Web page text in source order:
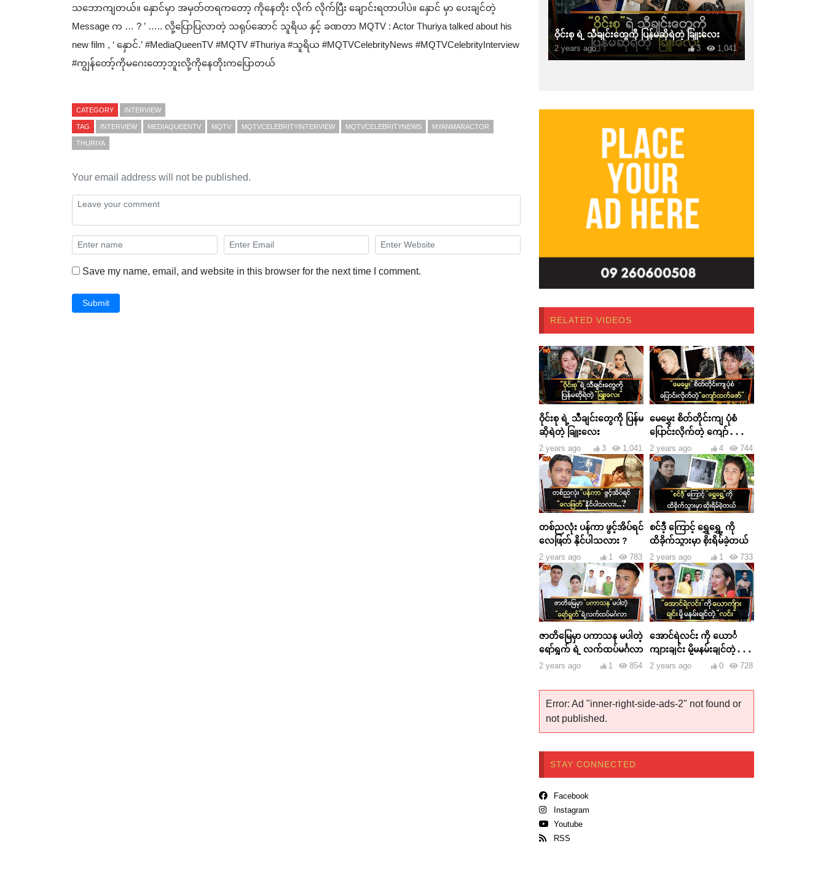
သဘောကျတယ်။ နှောင်မှာ အမှတ်တရကတော့ ကိုနေတိုး လိုက် လိုက်ပြီး ချောင်းရတာပါပဲ။ နှောင် မှာ ပေးချင်တဲ့
Message က … ? ’ ….. လို့ပြောပြလာတဲ့ သရုပ်ဆောင် သူရိယ နှင့် ခဏတာ MQTV : Actor Thuriya talked about his
new film , ‘‌ နှောင်.’ #MediaQueenTV #MQTV #Thuriya #သူရိယ #MQTVCelebrityNews #MQTVCelebrityInterview
#ကျွန်တော့်ကိုမဂေးတော့ဘူးလို့ကိုနေတိုးကပြောတယ်
CATEGORY INTERVIEW
TAG INTERVIEW MEDIAQUEENTV MQTV MQTVCELEBRITYINTERVIEW MQTVCELEBRITYNEWS MYANMARACTOR
THURIYA
Your email address will not be published.
Save my name, email, and website in this browser for the next time I comment.
Submit
ဝိုင်းစု ရဲ့ သီချင်းတွေကို ပြန်မဆိုရဲတဲ့ ခြူးလေး
2 years ago 1,041
3
RELATED VIDEOS
ဝိုင်းစု ရဲ့ သီချင်းတွေကို ပြန်မ
ဆိုရဲတဲ့ ခြူးလေး
2 years ago 1,041
3
မေမွှေး စိတ်တိုင်းကျ ပုံစံ
ပြောင်းလိုက်တဲ့ ကျော်ထက်
ဇော်
2 years ago 744
4
တစ်ညလုံး ပန်ကာ ဖွင့်အိပ်ရင်
လေဖြတ် နိုင်ပါသလား ?
2 years ago 783
1
စင်ဒီ့ ကြောင့် ရွှေရွှေ့ ကို
ထိခိုက်သွားမှာ စိုးရိမ်ခဲ့တယ်
2 years ago 733
1
ဇာတိမြေမှာ ပကာသန မပါတဲ့
ရော်ရွက် ရဲ့ လက်ထပ်မင်္ဂလာ
2 years ago 854
1
အောင်ရဲလင်း ကို ယောင်္
ကျားချင်း မို့မနမ်းချင်တဲ့
လင်း
2 years ago 728
0
Error: Ad "inner-right-side-ads-2" not found or
not published.
STAY CONNECTED
Facebook
Instagram
Youtube
RSS